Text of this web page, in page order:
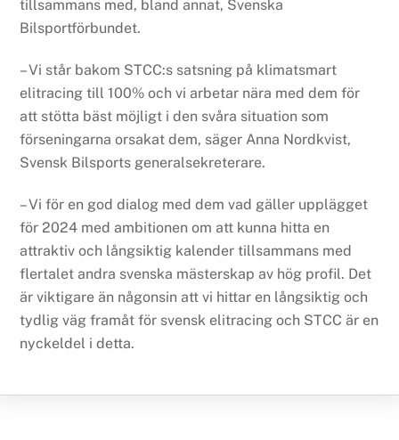
tillsammans med, bland annat, Svenska
Bilsportförbundet.
– Vi står bakom STCC:s satsning på klimatsmart
elitracing till 100% och vi arbetar nära med dem för
att stötta bäst möjligt i den svåra situation som
förseningarna orsakat dem, säger Anna Nordkvist,
Svensk Bilsports generalsekreterare.
– Vi för en god dialog med dem vad gäller upplägget
för 2024 med ambitionen om att kunna hitta en
attraktiv och långsiktig kalender tillsammans med
flertalet andra svenska mästerskap av hög profil. Det
är viktigare än någonsin att vi hittar en långsiktig och
tydlig väg framåt för svensk elitracing och STCC är en
nyckeldel i detta.